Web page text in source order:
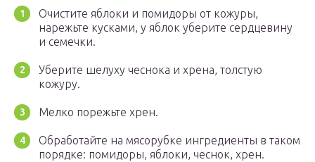
Очистите яблоки и помидоры от кожуры,
нарежьте кусками, у яблок уберите сердцевину
и семечки.
Уберите шелуху чеснока и хрена, толстую
кожуру.
Мелко порежьте хрен.
Обработайте на мясорубке ингредиенты в таком
порядке: помидоры, яблоки, чеснок, хрен.